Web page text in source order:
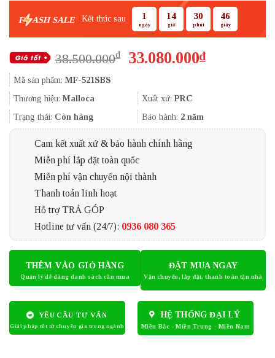
F ASH SALE Kết thúc sau 1
ngày
14
giờ
30
phút
45
giây
38.500.000₫
Giá
38.500.000₫.
33.080.000₫Giá
Mã sản phẩm: MF-521SBS
Thương hiệu: Malloca Xuất xứ: PRC
Trạng thái: Còn hàng Bảo hành: 2 năm
Cam kết xuất xứ & bảo hành chính hãng
Miễn phí lắp đặt toàn quốc
Miễn phí vận chuyển nội thành
Thanh toán linh hoạt
Hỗ trợ TRẢ GÓP
Hotline tư vấn (24/7): 0936 080 365
THÊM VÀO GIỎ HÀNG ĐẶT MUA NGAY
YÊU CẦU TƯ VẤN HỆ THỐNG ĐẠI LÝ